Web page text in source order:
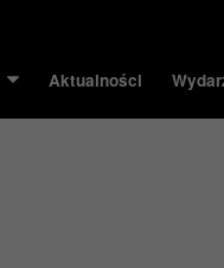
Aktualności